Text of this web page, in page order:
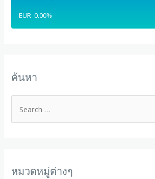
EUR 0.00%
ค้นหา
หมวดหมู่ต่างๆ